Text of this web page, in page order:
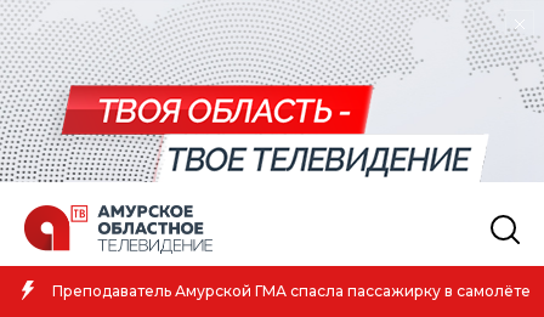
Амурская спортсменка выиграла первенство России по лёгкой
атлетике